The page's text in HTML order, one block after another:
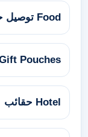
Food توصيل حقائب
Pouches
Hotel حقائب